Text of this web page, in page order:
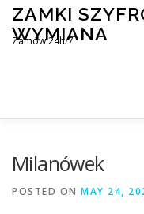
Skip
content
ZAMKI
WYMIANA
Zamów 24h/7
Milanówek
POSTED ON MAY 24,